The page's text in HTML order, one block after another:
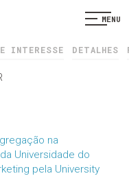
MENU
INTERESSE DETALHES
na
Universidade do
pela University